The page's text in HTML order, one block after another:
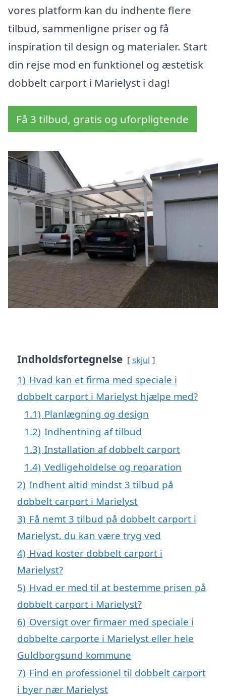
vores platform kan du indhente flere
tilbud, sammenligne priser og få
inspiration til design og materialer. Start
din rejse mod en funktionel og æstetisk
dobbelt carport i Marielyst i dag!
Få 3 tilbud, gratis og uforpligtende
Indholdsfortegnelse skjul
1) Hvad kan et firma med speciale i
dobbelt carport i Marielyst hjælpe med?
1.1) Planlægning og design
1.2) Indhentning af tilbud
1.3) Installation af dobbelt carport
1.4) Vedligeholdelse og reparation
2) Indhent altid mindst 3 tilbud på
dobbelt carport i Marielyst
3) Få nemt 3 tilbud på dobbelt carport i
Marielyst, du kan være tryg ved
4) Hvad koster dobbelt carport i
Marielyst?
5) Hvad er med til at bestemme prisen på
dobbelt carport i Marielyst?
6) Oversigt over firmaer med speciale i
dobbelte carporte i Marielyst eller hele
Guldborgsund kommune
7) Find en professionel til dobbelt carport
i byer nær Marielyst